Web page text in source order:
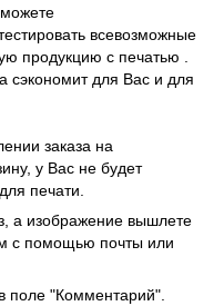
всевозможные
продукцию с печатью .
сэкономит для Вас и для
заказа на
у Вас не будет
печати.
а изображение вышлете
с помощью почты или
поле "Комментарий".